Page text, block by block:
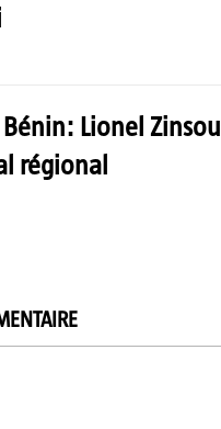
Lionel Zinsou
régional